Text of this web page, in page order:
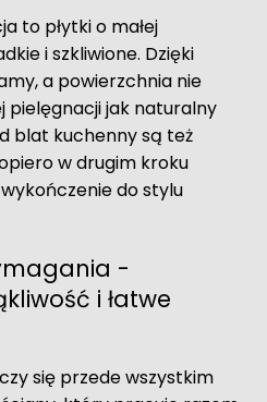
to płytki o małej
i szkliwione. Dzięki
a powierzchnia nie
pielęgnacji jak naturalny
blat kuchenny są też
w drugim kroku
do stylu
-
i łatwe
się przede wszystkim